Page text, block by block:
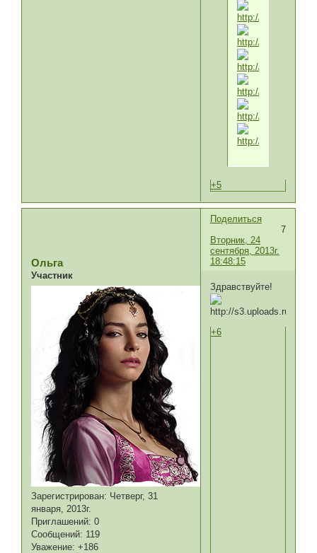
+5
Поделиться
7
Вторник, 24
сентября, 2013г.
18:48:15
Ольга
Участник
Зарегистрирован: Четверг, 31
января, 2013г.
Приглашений: 0
Сообщений: 119
Уважение: +186
Здравствуйте!
+6